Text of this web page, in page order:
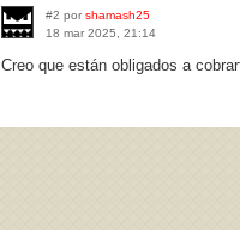
#2 por shamash25
18 mar 2025, 21:14
Creo que están obligados a